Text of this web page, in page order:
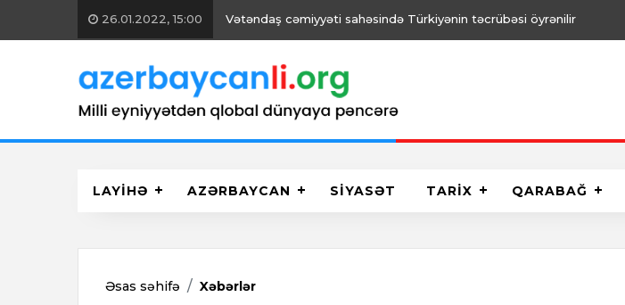
26.01.2022, 15:00 Vətəndaş cəmiyyəti sahəsində Türkiyənin təcrübəsi öyrənilir
LAYİHƏ AZƏRBAYCAN SİYASƏT TARİX QARABAĞ
Əsas səhifə Xəbərlər